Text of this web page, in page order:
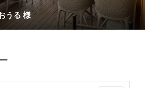
うる 様